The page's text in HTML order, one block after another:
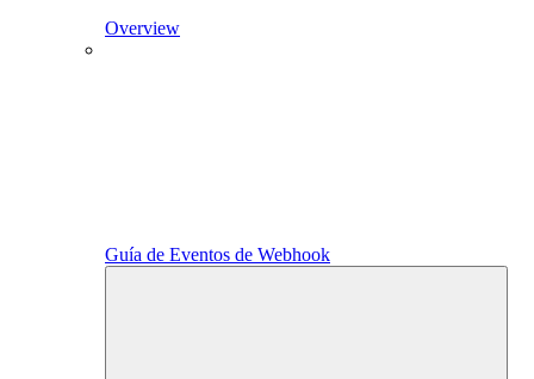
Overview
Guía de Eventos de Webhook